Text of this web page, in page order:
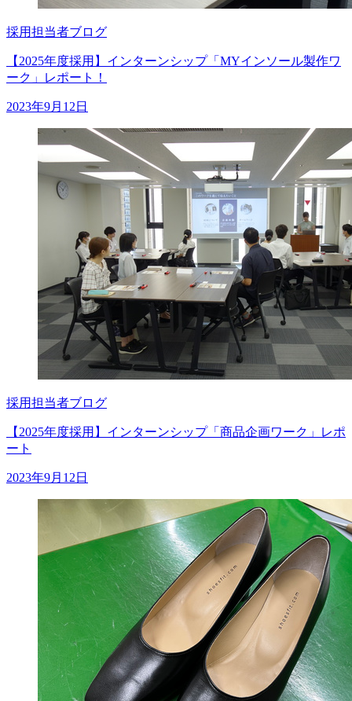
採用担当者ブログ
【2025年度採用】インターンシップ「MYインソール製作ワ
ーク」レポート！
2023年9月12日
採用担当者ブログ
【2025年度採用】インターンシップ「商品企画ワーク」レポ
ート
2023年9月12日